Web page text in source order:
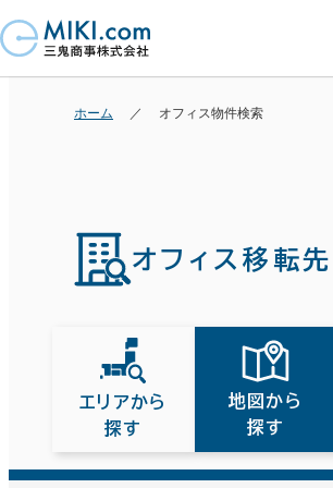
ホーム オフィス物件検索
オフィス移転
エリアから
探す
地図から
探す